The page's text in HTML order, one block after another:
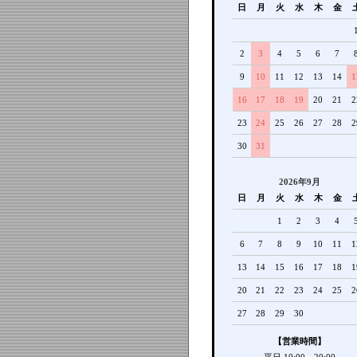
日
月 火 水 木 金
1
2 3 4 5 6 7 8
9 10 11 12 13 14
16 17 18 19 20 21
23 24 25 26 27 28
30 31
2026年9月
日
月 火 水 木 金
1 2 3 4 5
6 7 8 9 10 11
13 14 15 16 17 18
20 21 22 23 24 25
27 28 29 30
【営業時間】